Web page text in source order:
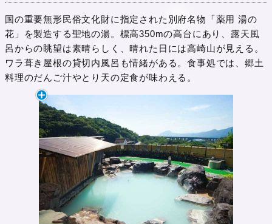
国の重要無形民俗文化財に指定された別府名物「薬用 湯の
花」を製造する聖地の湯。標高350mの高台にあり、露天風
呂からの眺望は素晴らしく、晴れた日には高崎山が見える。
ワラ葺き屋根の貸切内風呂も情緒がある。食事処では、郷土
料理のだんご汁やとり天の定食が味わえる。